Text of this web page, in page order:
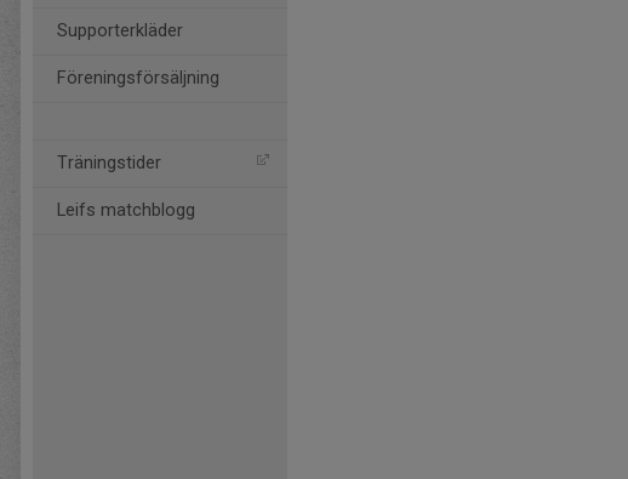
Supporterkläder
Föreningsförsäljning
Träningstider
Leifs matchblogg